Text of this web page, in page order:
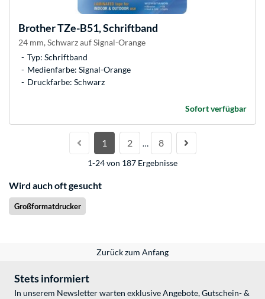
BrotherTZe-B51, Schriftband
24 mm, Schwarz auf Signal-Orange
Typ: Schriftband
Medienfarbe: Signal-Orange
Druckfarbe: Schwarz
Sofort verfügbar
1 2 … 8
1-24 von 187 Ergebnisse
Wird auch oft gesucht
Großformatdrucker
Zurück zum Anfang
Stets informiert
In unserem Newsletter warten exklusive Angebote, Gutschein- &